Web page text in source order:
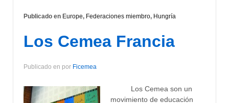
Publicado en Europe, Federaciones miembro, Hungría
Los Cemea Francia
Publicado en por Ficemea
Los Cemea son un
movimiento de educación